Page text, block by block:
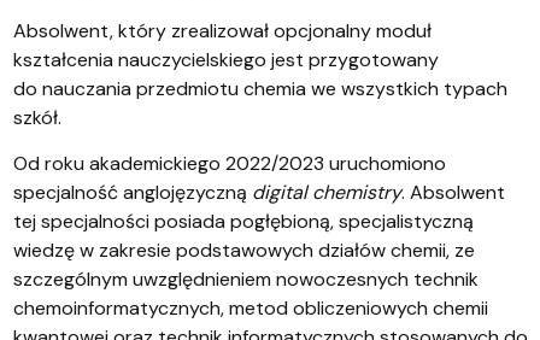
Absolwent, który zrealizował opcjonalny moduł
kształcenia nauczycielskiego jest przygotowany
do nauczania przedmiotu chemia we wszystkich typach
szkół.
Od roku akademickiego 2022/2023 uruchomiono
specjalność anglojęzyczną digital chemistry. Absolwent
tej specjalności posiada pogłębioną, specjalistyczną
wiedzę w zakresie podstawowych działów chemii, ze
szczególnym uwzględnieniem nowoczesnych technik
chemoinformatycznych, metod obliczeniowych chemii